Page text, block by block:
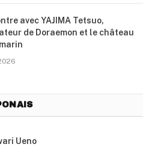
avec YAJIMA Tetsuo,
de Doraemon et le château
Ueno